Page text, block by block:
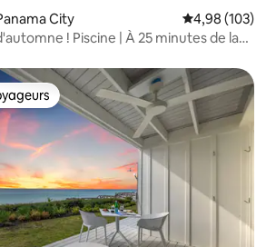
City Évaluation
4,98 (103)
! Piscine | À 25 minutes de la